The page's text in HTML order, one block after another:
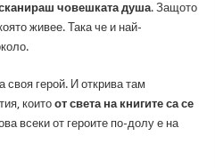
човешката душа. Защото
живее. Така че и най-
своя герой. И открива там
които от света на книгите са се
всеки от героите по-долу е на